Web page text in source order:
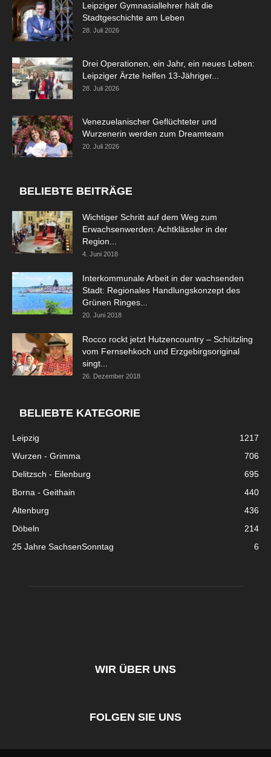
Leipziger Gymnasiallehrer hält die
Stadtgeschichte am Leben
28. Juli 2026
Drei Operationen, ein Jahr, ein neues Leben:
Leipziger Ärzte helfen 13-Jähriger...
28. Juli 2026
Venezuelanischer Geflüchteter und
Wurzenerin werden zum Dreamteam
20. Juli 2026
BELIEBTE BEITRÄGE
Wichtiger Schritt auf dem Weg zum
Erwachsenwerden: Achtklässler in der
Region...
4. Juni 2018
Interkommunale Arbeit in der wachsenden
Stadt: Regionales Handlungskonzept des
Grünen Ringes...
20. Juni 2018
Rocco rockt jetzt Hutzencountry – Schützling
vom Fernsehkoch und Erzgebirgsoriginal
singt...
26. Dezember 2018
BELIEBTE KATEGORIE
Leipzig
1217
Wurzen - Grimma
706
Delitzsch - Eilenburg
695
Borna - Geithain
440
Altenburg
436
Döbeln
214
25 Jahre SachsenSonntag
6
WIR ÜBER UNS
FOLGEN SIE UNS